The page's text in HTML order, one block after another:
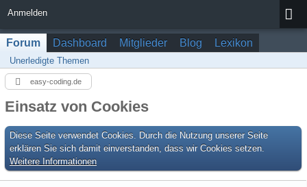
Anmelden
Forum Dashboard Mitglieder Blog Lexikon
Unerledigte Themen
easy-coding.de
Einsatz von Cookies
Diese Seite verwendet Cookies. Durch die Nutzung unserer Seite
erklären Sie sich damit einverstanden, dass wir Cookies setzen.
Weitere Informationen